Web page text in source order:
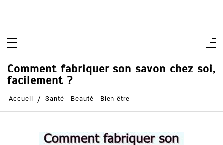
Comment fabriquer son savon chez soi,
facilement ?
Accueil Santé - Beauté - Bien-être